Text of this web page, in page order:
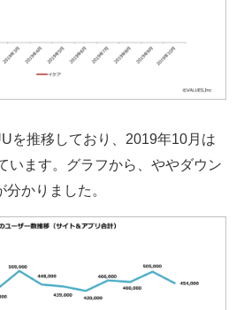
を推移しており、2019年10月は
います。グラフから、ややダウン
分かりました。